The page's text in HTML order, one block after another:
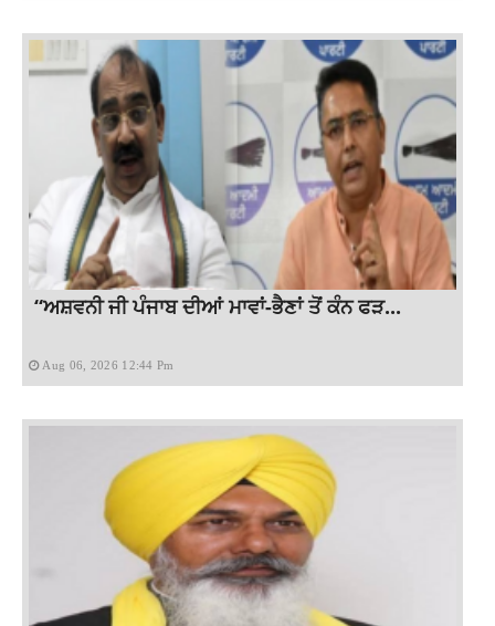
“ਅਸ਼ਵਨੀ ਜੀ ਪੰਜਾਬ ਦੀਆਂ ਮਾਵਾਂ-ਭੈਣਾਂ ਤੋਂ ਕੰਨ ਫੜ...
Aug 06, 2026 12:44 Pm